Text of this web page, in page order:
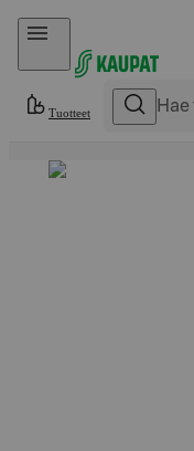
Hyppää sisältöön
Tuotteet